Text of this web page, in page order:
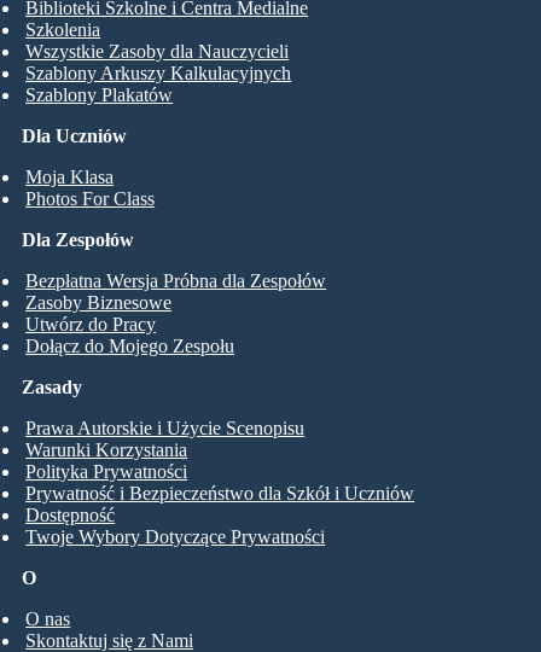
Dla Uczniów
Moja Klasa
Photos For Class
Biblioteki Szkolne i Centra Medialne
Szkolenia
Wszystkie Zasoby dla Nauczycieli
Szablony Arkuszy Kalkulacyjnych
Szablony Plakatów
Dla Zespołów
Bezpłatna Wersja Próbna dla Zespołów
Zasoby Biznesowe
Utwórz do Pracy
Dołącz do Mojego Zespołu
O
O nas
Skontaktuj się z Nami
Zasady
Prawa Autorskie i Użycie Scenopisu
Warunki Korzystania
Polityka Prywatności
Prywatność i Bezpieczeństwo dla Szkół i Uczniów
Dostępność
Twoje Wybory Dotyczące Prywatności